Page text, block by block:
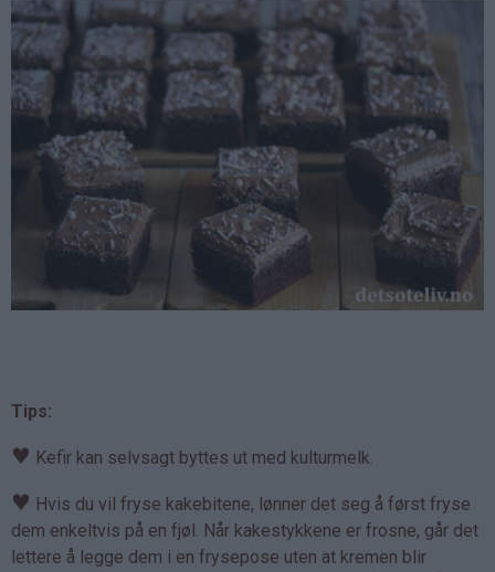
Tips:
♥ Kefir kan selvsagt byttes ut med kulturmelk.
♥ Hvis du vil fryse kakebitene, lønner det seg å først fryse
dem enkeltvis på en fjøl. Når kakestykkene er frosne, går det
lettere å legge dem i en frysepose uten at kremen blir